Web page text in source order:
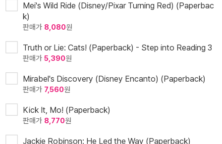
Mei's Wild Ride (Disney/Pixar Turning Red) (Paperbac
k)
판매가 8,080원
Truth or Lie: Cats! (Paperback) - Step into Reading 3
판매가 5,390원
Mirabel's Discovery (Disney Encanto) (Paperback)
판매가 7,560원
Kick It, Mo! (Paperback)
판매가 8,770원
Jackie Robinson: He Led the Way (Paperback)